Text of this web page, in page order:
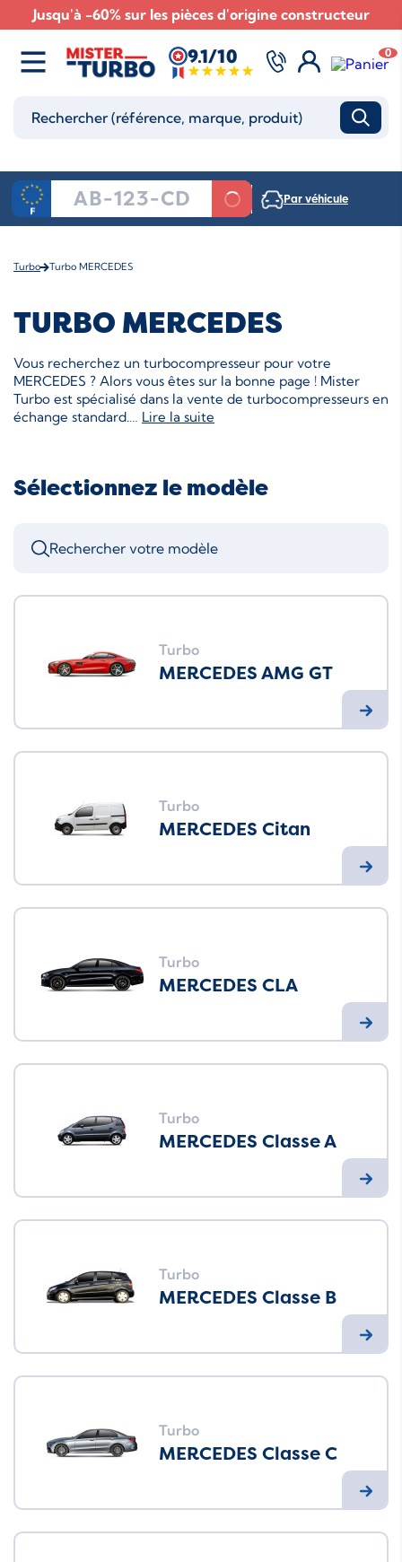
Jusqu'à -60% sur les pièces d'origine constructeur
9.1/10 0
Par véhicule
Turbo Turbo MERCEDES
TURBO MERCEDES
Vous recherchez un turbocompresseur pour votre
MERCEDES ? Alors vous êtes sur la bonne page ! Mister
Turbo est spécialisé dans la vente de turbocompresseurs en
échange standard.… Lire la suite
Sélectionnez le modèle
Turbo
MERCEDES AMG GT
Turbo
MERCEDES Citan
Turbo
MERCEDES CLA
Turbo
MERCEDES Classe A
Turbo
MERCEDES Classe B
Turbo
MERCEDES Classe C